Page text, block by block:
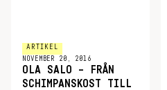
ARTIKEL
NOVEMBER 20, 2016
OLA SALO – FRÅN
SCHIMPANSKOST TILL